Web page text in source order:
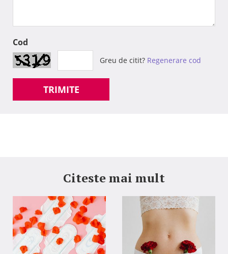
Cod
Greu de citit? Regenerare cod
TRIMITE
Citeste mai mult